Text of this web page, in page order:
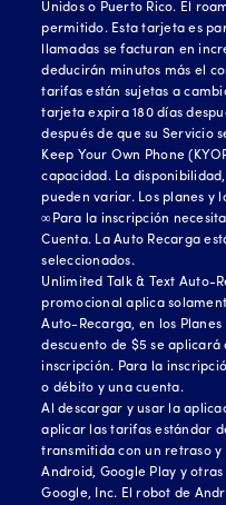
Unidos o Puerto Rico. El
permitido. Esta tarjeta es
llamadas se facturan en
deducirán minutos más el
tarifas están sujetas a
tarjeta expira 180 días
después de que su Servicio
Keep Your Own Phone
capacidad. La
pueden variar. Los planes y
∞Para la inscripción
Cuenta. La Auto Recarga
seleccionados.
Unlimited Talk & Text Auto-
promocional aplica
Auto-Recarga, en los Planes
descuento de $5 se
inscripción. Para la
o débito y una cuenta.
Al descargar y usar la
aplicar las tarifas estándar
transmitida con un retraso y
Android, Google Play y
Google, Inc. El robot de